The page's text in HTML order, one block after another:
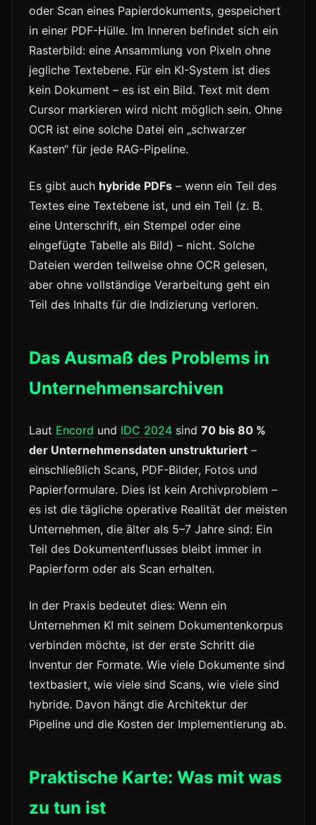
oder Scan eines Papierdokuments, gespeichert
in einer PDF-Hülle. Im Inneren befindet sich ein
Rasterbild: eine Ansammlung von Pixeln ohne
jegliche Textebene. Für ein KI-System ist dies
kein Dokument – es ist ein Bild. Text mit dem
Cursor markieren wird nicht möglich sein. Ohne
OCR ist eine solche Datei ein „schwarzer
Kasten“ für jede RAG-Pipeline.
Es gibt auch hybride PDFs – wenn ein Teil des
Textes eine Textebene ist, und ein Teil (z. B.
eine Unterschrift, ein Stempel oder eine
eingefügte Tabelle als Bild) – nicht. Solche
Dateien werden teilweise ohne OCR gelesen,
aber ohne vollständige Verarbeitung geht ein
Teil des Inhalts für die Indizierung verloren.
Das Ausmaß des Problems in
Unternehmensarchiven
Laut Encord und IDC 2024 sind 70 bis 80 %
der Unternehmensdaten unstrukturiert –
einschließlich Scans, PDF-Bilder, Fotos und
Papierformulare. Dies ist kein Archivproblem –
es ist die tägliche operative Realität der meisten
Unternehmen, die älter als 5–7 Jahre sind: Ein
Teil des Dokumentenflusses bleibt immer in
Papierform oder als Scan erhalten.
In der Praxis bedeutet dies: Wenn ein
Unternehmen KI mit seinem Dokumentenkorpus
verbinden möchte, ist der erste Schritt die
Inventur der Formate. Wie viele Dokumente sind
textbasiert, wie viele sind Scans, wie viele sind
hybride. Davon hängt die Architektur der
Pipeline und die Kosten der Implementierung ab.
Praktische Karte: Was mit was
zu tun ist